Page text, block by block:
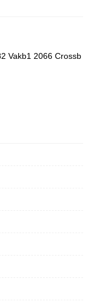
Vakb1 2066 Crossb